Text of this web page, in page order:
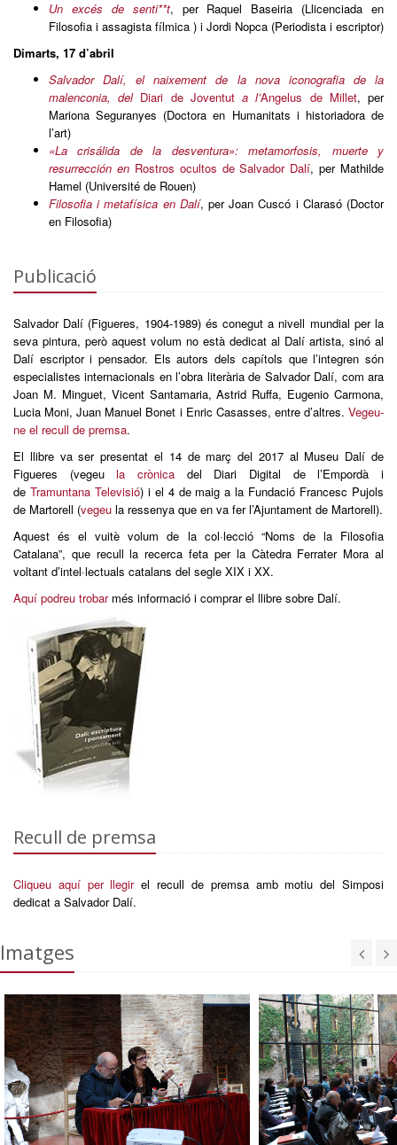
Un excés de senti**t, per Raquel Baseiria (Llicenciada en
Filosofia i assagista fílmica ) i Jordi Nopca (Periodista i escriptor)
Dimarts, 17 d’abril
Salvador Dalí, el naixement de la nova iconografia de la
malenconia, del Diari de Joventuta l’Angelus de Millet, per
Mariona Seguranyes (Doctora en Humanitats i historiadora de
l’art)
«La crisálida de la desventura»: metamorfosis, muerte y
resurrección en Rostros ocultos de Salvador Dalí, per Mathilde
Hamel (Université de Rouen)
Filosofia i metafísica en Dalí, per Joan Cuscó i Clarasó (Doctor
en Filosofia)
Publicació
Salvador Dalí (Figueres, 1904-1989) és conegut a nivell mundial per la
seva pintura, però aquest volum no està dedicat al Dalí artista, sinó al
Dalí escriptor i pensador. Els autors dels capítols que l’integren són
especialistes internacionals en l’obra literària de Salvador Dalí, com ara
Joan M. Minguet, Vicent Santamaria, Astrid Ruffa, Eugenio Carmona,
Lucia Moni, Juan Manuel Bonet i Enric Casasses, entre d’altres. Vegeu-
ne el recull de premsa.
El llibre va ser presentat el 14 de març del 2017 al Museu Dalí de
Figueres (vegeula crònica del Diari Digital de l’Empordà i
de Tramuntana Televisió) i el 4 de maig a la Fundació Francesc Pujols
de Martorell (vegeu la ressenya que en va fer l’Ajuntament de Martorell).
Aquest és el vuitè volum de la col·lecció “Noms de la Filosofia
Catalana”, que recull la recerca feta per la Càtedra Ferrater Mora al
voltant d’intel·lectuals catalans del segle XIX i XX.
Aquí podreu trobarmés informació i comprar el llibre sobre Dalí.
Recull de premsa
Cliqueu aquí per llegirel recull de premsa amb motiu del Simposi
dedicat a Salvador Dalí.
Imatges